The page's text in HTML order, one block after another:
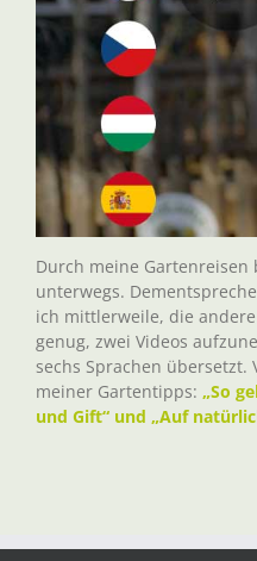
Durch meine
unterwegs.
ich mittlerweile, die
genug, zwei Videos
sechs Sprachen übersetzt.
meiner Gartentipps: „So
und Gift“ und „Auf